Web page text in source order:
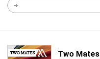
Two Mates